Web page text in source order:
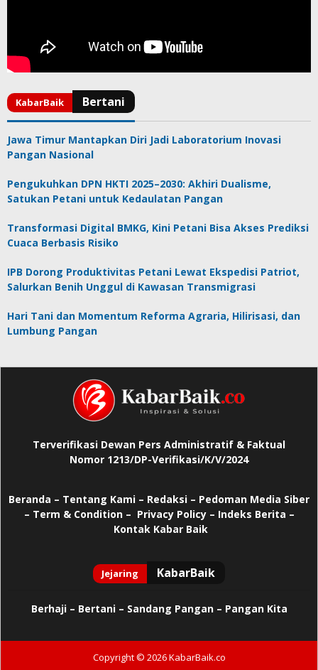
Jawa Timur Mantapkan Diri Jadi Laboratorium Inovasi
Pangan Nasional
Pengukuhkan DPN HKTI 2025–2030: Akhiri Dualisme,
Satukan Petani untuk Kedaulatan Pangan
Transformasi Digital BMKG, Kini Petani Bisa Akses Prediksi
Cuaca Berbasis Risiko
IPB Dorong Produktivitas Petani Lewat Ekspedisi Patriot,
Salurkan Benih Unggul di Kawasan Transmigrasi
Hari Tani dan Momentum Reforma Agraria, Hilirisasi, dan
Lumbung Pangan
Terverifikasi Dewan Pers Administratif & Faktual
Nomor 1213/DP-Verifikasi/K/V/2024
Beranda – Tentang Kami – Redaksi – Pedoman Media Siber
– Term & Condition – Privacy Policy– Indeks Berita –
Kontak Kabar Baik
Berhaji– Bertani – Sandang Pangan – Pangan Kita